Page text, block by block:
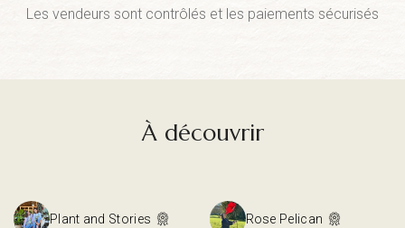
Les vendeurs sont contrôlés et les paiements sécurisés
À découvrir
Plant and Stories Rose Pelican